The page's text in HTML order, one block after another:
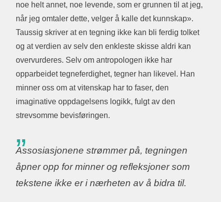
noe helt annet, noe levende, som er grunnen til at jeg,
når jeg omtaler dette, velger å kalle det kunnskap».
Taussig skriver at en tegning ikke kan bli ferdig tolket
og at verdien av selv den enkleste skisse aldri kan
overvurderes. Selv om antropologen ikke har
opparbeidet tegneferdighet, tegner han likevel. Han
minner oss om at vitenskap har to faser, den
imaginative oppdagelsens logikk, fulgt av den
strevsomme bevisføringen.
Assosiasjonene strømmer på, tegningen
åpner opp for minner og refleksjoner som
tekstene ikke er i nærheten av å bidra til.